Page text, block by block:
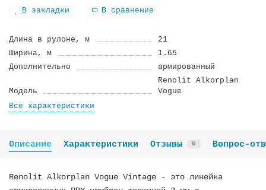
В закладки В сравнение
Длина в рулоне, м
21
Ширина, м
1.65
Дополнительно
армированный
Модель
Renolit Alkorplan
Vogue
Все характеристики
Описание Характеристики Отзывы 0 Вопрос-
Renolit Alkorplan Vogue Vintage - это линейка